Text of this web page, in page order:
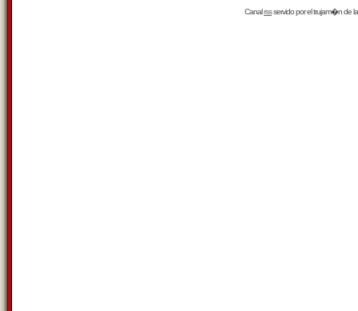
Canalrssservido por eltrujam�nde